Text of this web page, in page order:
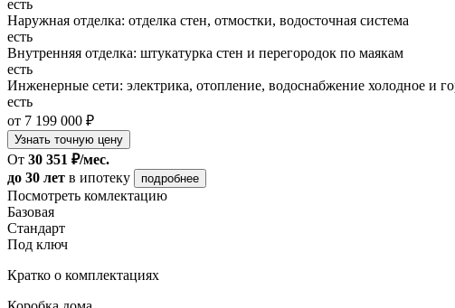
есть
Наружная отделка: отделка стен, отмостки, водосточная система
есть
Внутренняя отделка: штукатурка стен и перегородок по маякам
есть
Инженерные сети: электрика, отопление, водоснабжение холодное и
есть
от 7 199 000 ₽
Узнать точную цену
От 30 351 ₽/мес.
до 30 лет в ипотеку подробнее
Посмотреть комлектацию
Базовая
Стандарт
Под ключ
Кратко о комплектациях